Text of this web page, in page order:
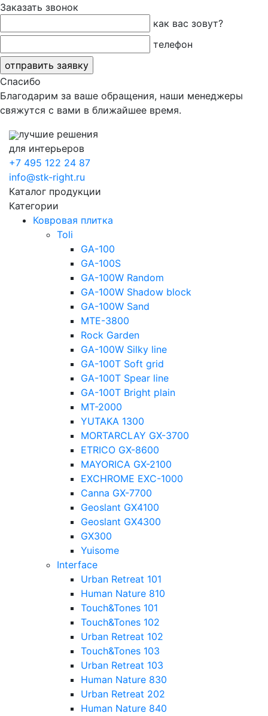
Заказать звонок
как вас зовут?
телефон
Спасибо
Благодарим за ваше обращения, наши менеджеры
свяжутся с вами в ближайшее время.
лучшие решения
для интерьеров
+7 495 122 24 87
info@stk-right.ru
Каталог продукции
Категории
Ковровая плитка
Toli
GA-100
GA-100S
GA-100W Random
GA-100W Shadow block
GA-100W Sand
MTE-3800
Rock Garden
GA-100W Silky line
GA-100T Soft grid
GA-100T Spear line
GA-100T Bright plain
MT-2000
YUTAKA 1300
MORTARCLAY GX-3700
ETRICO GX-8600
MAYORICA GX-2100
EXCHROME EXC-1000
Canna GX-7700
Geoslant GX4100
Geoslant GX4300
GX300
Yuisome
Interface
Urban Retreat 101
Human Nature 810
Touch&Tones 101
Touch&Tones 102
Urban Retreat 102
Touch&Tones 103
Urban Retreat 103
Human Nature 830
Urban Retreat 202
Human Nature 840